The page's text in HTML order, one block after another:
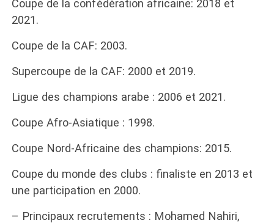
Coupe de la confédération africaine: 2018 et
2021.
Coupe de la CAF: 2003.
Supercoupe de la CAF: 2000 et 2019.
Ligue des champions arabe : 2006 et 2021.
Coupe Afro-Asiatique : 1998.
Coupe Nord-Africaine des champions: 2015.
Coupe du monde des clubs : finaliste en 2013 et
une participation en 2000.
– Principaux recrutements : Mohamed Nahiri,